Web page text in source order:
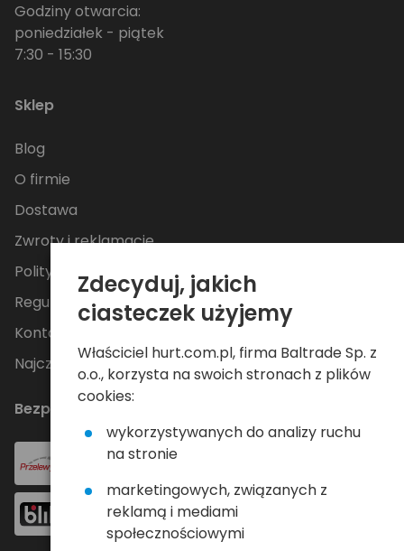
Godziny otwarcia:
poniedziałek - piątek
7:30 - 15:30
Sklep
Blog
O firmie
Dostawa
Zwroty i reklamacje
Polityka Prywatności
Regulamin
Kontakt
Najczęściej zadawane pytania
Bezpieczne płatności
Zdecyduj, jakich
ciasteczek użyjemy
Właściciel hurt.com.pl, firma Baltrade Sp. z
o.o., korzysta na swoich stronach z plików
cookies:
wykorzystywanych do analizy ruchu
na stronie
marketingowych, związanych z
reklamą i mediami
społecznościowymi